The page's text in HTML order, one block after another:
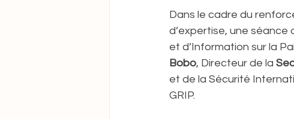
Dans le cadre du
d’expertise, une séance
et d’Information sur la
Bobo, Directeur de la
et de la Sécurité
GRIP.